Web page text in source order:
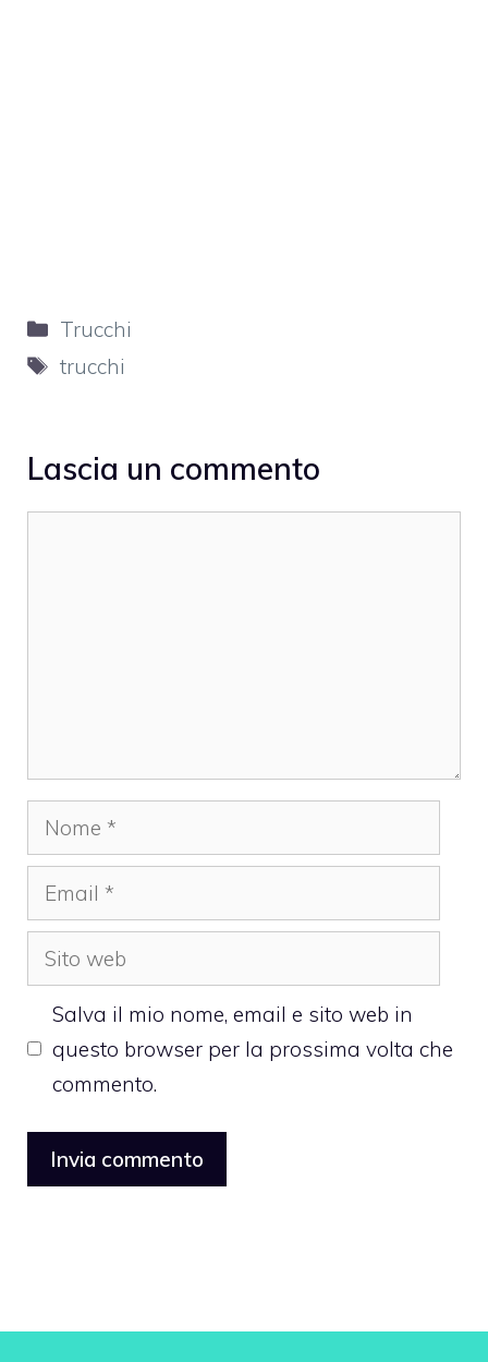
Categorie
Trucchi
Tag
trucchi
Lascia un commento
Nome
Email
Sito
web
Salva il mio nome, email e sito web in
questo browser per la prossima volta che
commento.